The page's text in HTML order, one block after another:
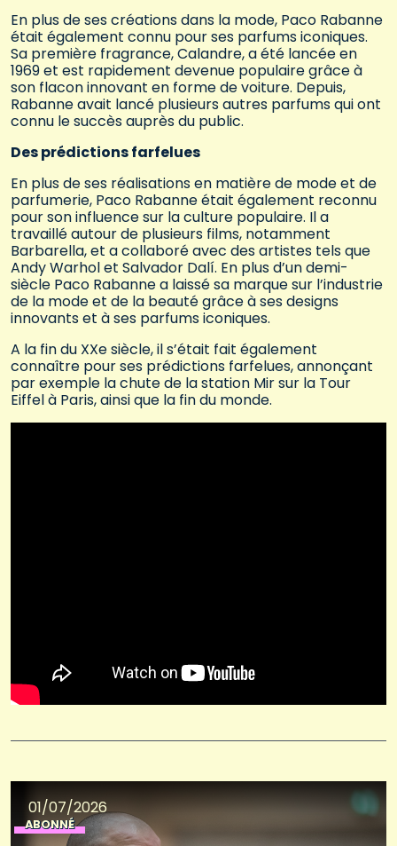
En plus de ses créations dans la mode, Paco Rabanne
était également connu pour ses parfums iconiques.
Sa première fragrance, Calandre, a été lancée en
1969 et est rapidement devenue populaire grâce à
son flacon innovant en forme de voiture. Depuis,
Rabanne avait lancé plusieurs autres parfums qui ont
connu le succès auprès du public.
Des prédictions farfelues
En plus de ses réalisations en matière de mode et de
parfumerie, Paco Rabanne était également reconnu
pour son influence sur la culture populaire. Il a
travaillé autour de plusieurs films, notamment
Barbarella, et a collaboré avec des artistes tels que
Andy Warhol et Salvador Dalí. En plus d’un demi-
siècle Paco Rabanne a laissé sa marque sur l’industrie
de la mode et de la beauté grâce à ses designs
innovants et à ses parfums iconiques.
A la fin du XXe siècle, il s’était fait également
connaître pour ses prédictions farfelues, annonçant
par exemple la chute de la station Mir sur la Tour
Eiffel à Paris, ainsi que la fin du monde.
01/07/2026
ABONNÉ